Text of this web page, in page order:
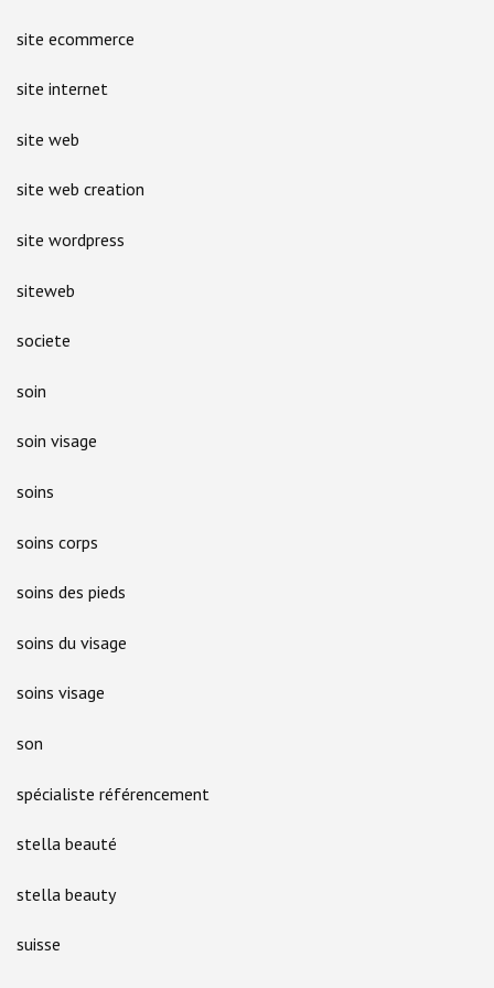
site ecommerce
site internet
site web
site web creation
site wordpress
siteweb
societe
soin
soin visage
soins
soins corps
soins des pieds
soins du visage
soins visage
son
spécialiste référencement
stella beauté
stella beauty
suisse